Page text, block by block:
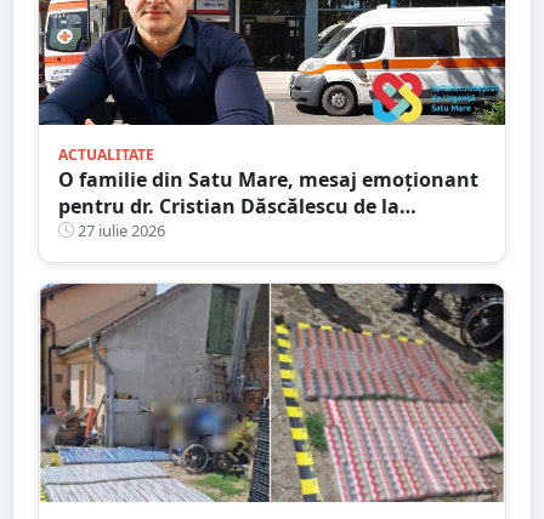
ACTUALITATE
O familie din Satu Mare, mesaj emoționant
pentru dr. Cristian Dăscălescu de la
Spitalului Județean
27 iulie 2026